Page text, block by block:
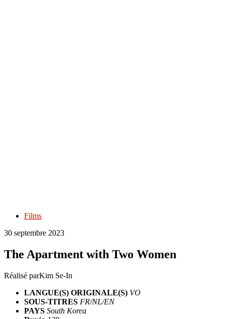
Films
30 septembre 2023
The Apartment with Two Women
Réalisé parKim Se-In
LANGUE(S) ORIGINALE(S) VO
SOUS-TITRES FR/NL/EN
PAYS South Korea